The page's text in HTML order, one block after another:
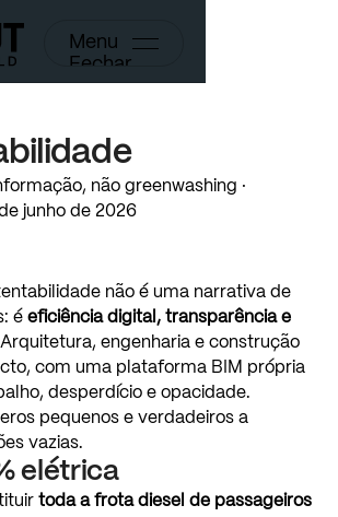
Menu
Fechar
não greenwashing ·
junho de 2026
não é uma narrativa de
é eficiência digital, transparência e
Arquitetura, engenharia e construção
com uma plataforma BIM própria
desperdício e opacidade.
pequenos e verdadeiros a
vazias.
elétrica
toda a frota diesel de passageiros